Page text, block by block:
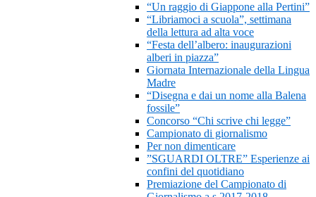
“Un raggio di Giappone alla Pertini”
“Libriamoci a scuola”, settimana
della lettura ad alta voce
“Festa dell’albero: inaugurazioni
alberi in piazza”
Giornata Internazionale della Lingua
Madre
“Disegna e dai un nome alla Balena
fossile”
Concorso “Chi scrive chi legge”
Campionato di giornalismo
Per non dimenticare
”SGUARDI OLTRE” Esperienze ai
confini del quotidiano
Premiazione del Campionato di